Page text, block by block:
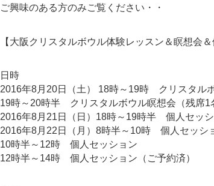
ご興味のある方のみご覧ください・・
【大阪クリスタルボウル体験レッスン＆瞑想会＆
日時
2016年8月20日（土） 18時～19時 クリスタル
19時～20時半 クリスタルボウル瞑想会（残席1
2016年8月21日（日）18時～19時半 個人セッ
2016年8月22日（月）8時半～10時 個人セッシ
10時半～12時 個人セッション
12時半～14時 個人セッション（ご予約済）